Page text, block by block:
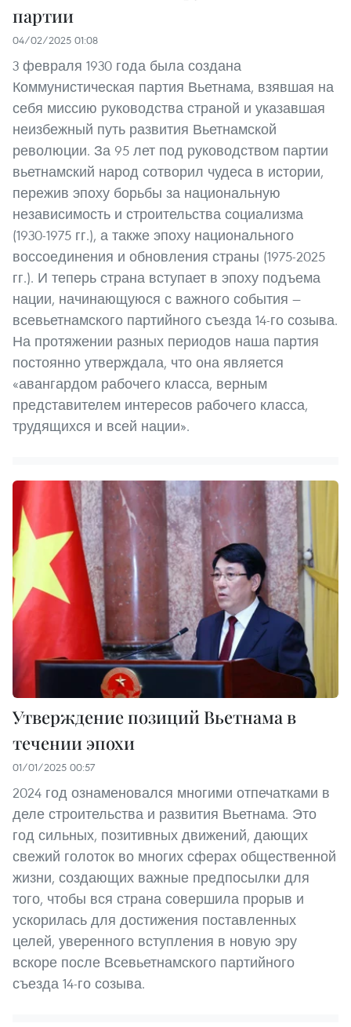
партии
04/02/2025 01:08
3 февраля 1930 года была создана
Коммунистическая партия Вьетнама, взявшая на
себя миссию руководства страной и указавшая
неизбежный путь развития Вьетнамской
революции. За 95 лет под руководством партии
вьетнамский народ сотворил чудеса в истории,
пережив эпоху борьбы за национальную
независимость и строительства социализма
(1930-1975 гг.), а также эпоху национального
воссоединения и обновления страны (1975-2025
гг.). И теперь страна вступает в эпоху подъема
нации, начинающуюся с важного события —
всевьетнамского партийного съезда 14-го созыва.
На протяжении разных периодов наша партия
постоянно утверждала, что она является
«авангардом рабочего класса, верным
представителем интересов рабочего класса,
трудящихся и всей нации».
Утверждение позиций Вьетнама в
течении эпохи
01/01/2025 00:57
2024 год ознаменовался многими отпечатками в
деле строительства и развития Вьетнама. Это
год сильных, позитивных движений, дающих
свежий голоток во многих сферах общественной
жизни, создающих важные предпосылки для
того, чтобы вся страна совершила прорыв и
ускорилась для достижения поставленных
целей, уверенного вступления в новую эру
вскоре после Всевьетнамского партийного
съезда 14-го созыва.